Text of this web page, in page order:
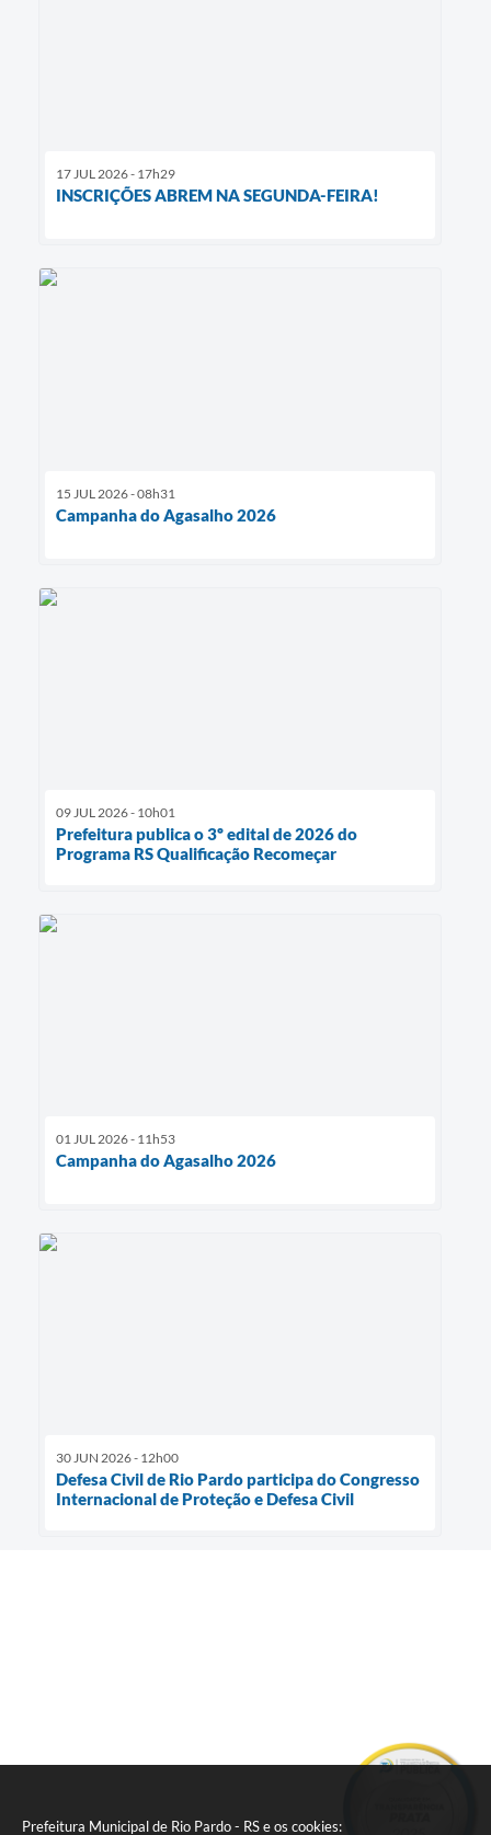
Prefeitura Municipal de Rio Pardo - RS e os cookies:
17 JUL 2026 - 17h29
INSCRIÇÕES ABREM NA SEGUNDA-FEIRA!
15 JUL 2026 - 08h31
Campanha do Agasalho 2026
09 JUL 2026 - 10h01
Prefeitura publica o 3º edital de 2026 do
Programa RS Qualificação Recomeçar
01 JUL 2026 - 11h53
Campanha do Agasalho 2026
30 JUN 2026 - 12h00
Defesa Civil de Rio Pardo participa do Congresso
Internacional de Proteção e Defesa Civil